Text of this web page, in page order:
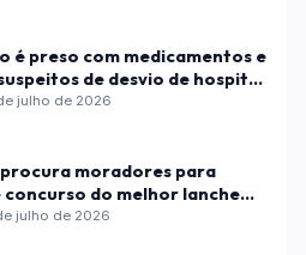
é preso com medicamentos e
de desvio de hospital
julho de 2026
moradores para
concurso do melhor lanche
julho de 2026